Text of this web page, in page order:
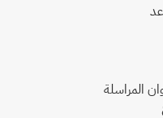
المراسلة